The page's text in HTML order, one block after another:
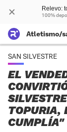
Relevo:
100%
Atletismo/
SAN SILVESTRE
EL
TOPURIA,
CUMPLÍA"